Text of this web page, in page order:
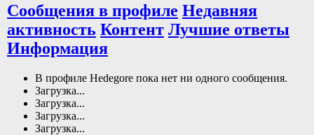
Сообщения в профиле Недавняя
активность Контент Лучшие ответы
Информация
В профиле Hedegore пока нет ни одного сообщения.
Загрузка...
Загрузка...
Загрузка...
Загрузка...